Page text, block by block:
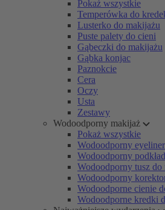
Pokaż wszystkie
Temperówka do
Lusterko do makijażu
Puste palety do cieni
Gąbeczki do makijażu
Gąbka konjac
Paznokcie
Cera
Oczy
Usta
Zestawy
Wodoodporny makijaż
Pokaż wszystkie
Wodoodporny eyeliner
Wodoodporny podkład
Wodoodporny tusz do
Wodoodporny
Wodoodporne cienie
Wodoodporne kredki